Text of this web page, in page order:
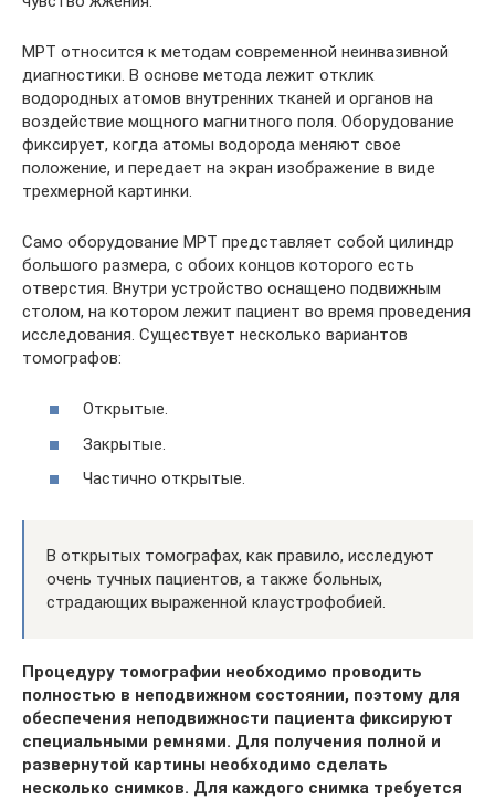
МРТ относится к методам современной неинвазивной
диагностики. В основе метода лежит отклик
водородных атомов внутренних тканей и органов на
воздействие мощного магнитного поля. Оборудование
фиксирует, когда атомы водорода меняют свое
положение, и передает на экран изображение в виде
трехмерной картинки.
Само оборудование МРТ представляет собой цилиндр
большого размера, с обоих концов которого есть
отверстия. Внутри устройство оснащено подвижным
столом, на котором лежит пациент во время проведения
исследования. Существует несколько вариантов
томографов:
Открытые.
Закрытые.
Частично открытые.
В открытых томографах, как правило, исследуют
очень тучных пациентов, а также больных,
страдающих выраженной клаустрофобией.
Процедуру томографии необходимо проводить
полностью в неподвижном состоянии, поэтому для
обеспечения неподвижности пациента фиксируют
специальными ремнями. Для получения полной и
развернутой картины необходимо сделать
несколько снимков. Для каждого снимка требуется